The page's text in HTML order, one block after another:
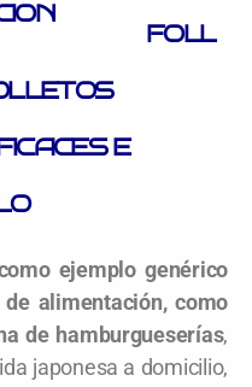
FOLL
E
ejemplo genérico
alimentación, como
de hamburgueserías,
japonesa a domicilio,